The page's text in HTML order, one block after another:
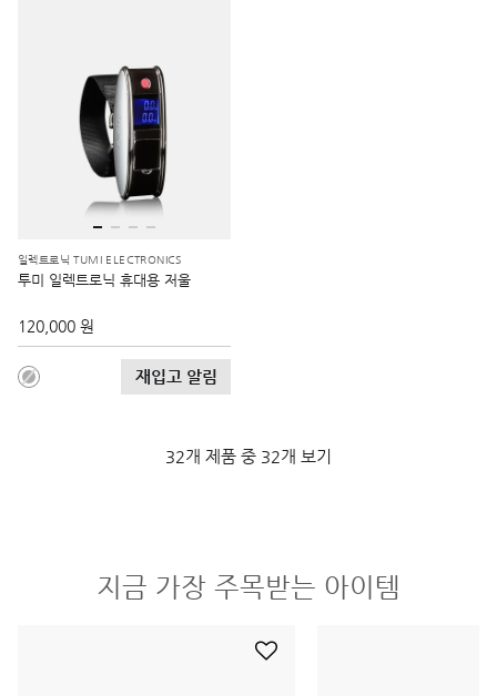
일렉트로닉 TUMI ELECTRONICS
투미 일렉트로닉 휴대용 저울
120,000 원
재입고 알림
32개 제품 중 32개 보기
지금 가장 주목받는 아이템